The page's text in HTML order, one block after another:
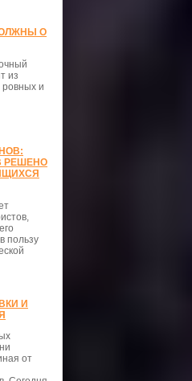
О
из
ровных и
РЕШЕНО
пользу
И
от